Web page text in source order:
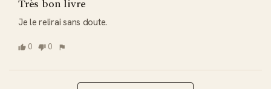
Très bon livre
Je le relirai sans doute.
0 0